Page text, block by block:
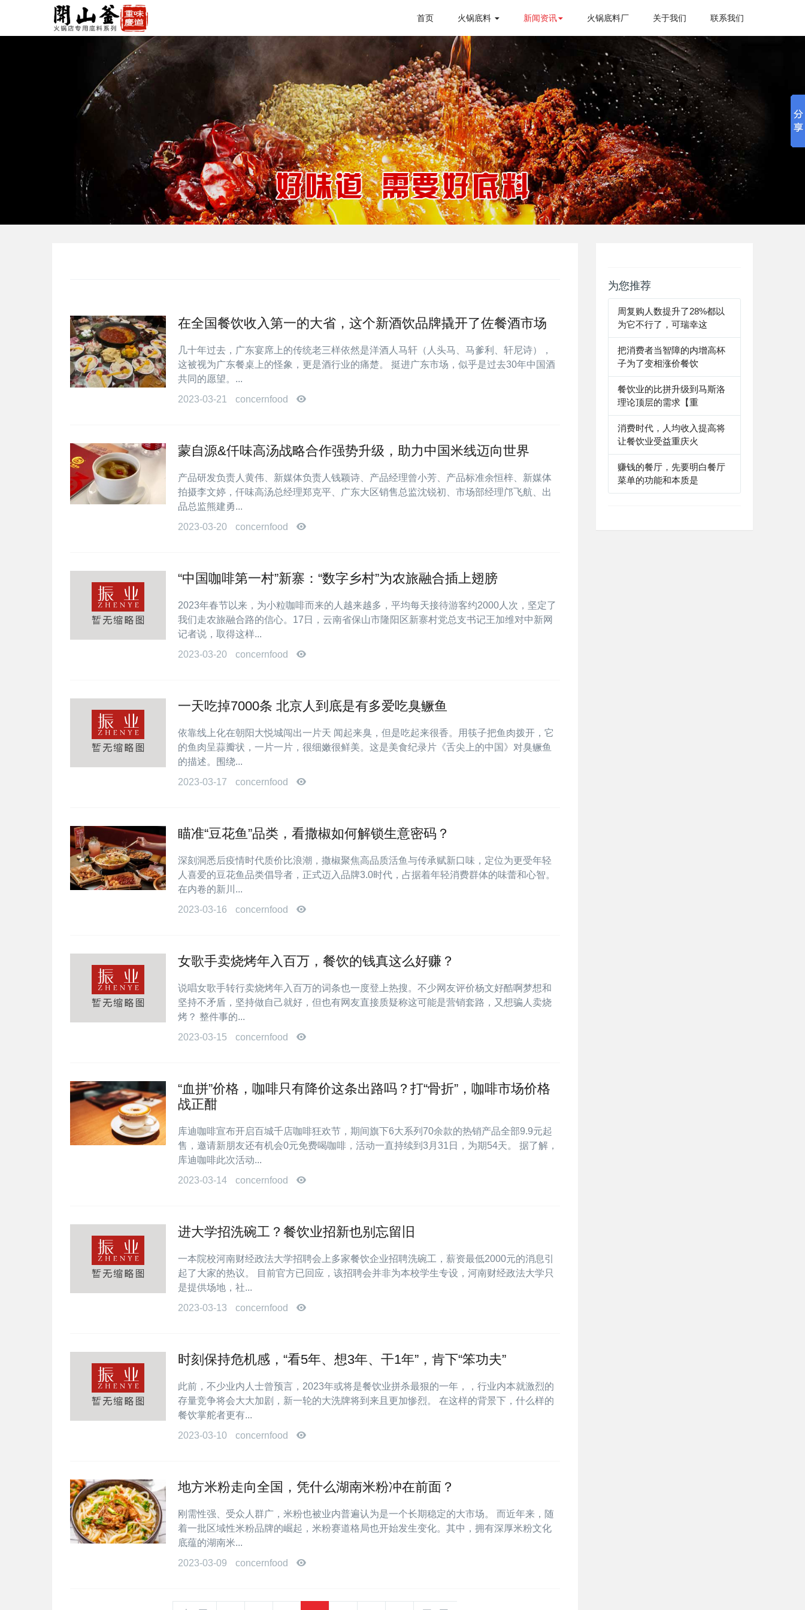
首页 火锅底料 新闻资讯 火锅底料厂 关于我们 联系我们
在全国餐饮收入第一的大省，这个新酒饮品牌撬开了佐餐酒市场
几十年过去，广东宴席上的传统老三样依然是洋酒人马轩（人头马、马爹利、轩尼诗），
这被视为广东餐桌上的怪象，更是酒行业的痛楚。 挺进广东市场，似乎是过去30年中国酒
共同的愿望。...
2023-03-21
concernfood
蒙自源&仟味高汤战略合作强势升级，助力中国米线迈向世界
产品研发负责人黄伟、新媒体负责人钱颖诗、产品经理曾小芳、产品标准余恒梓、新媒体
拍摄李文婷，仟味高汤总经理郑克平、广东大区销售总监沈锐初、市场部经理邝飞航、出
品总监熊建勇...
2023-03-20
concernfood
“中国咖啡第一村”新寨：“数字乡村”为农旅融合插上翅膀
2023年春节以来，为小粒咖啡而来的人越来越多，平均每天接待游客约2000人次，坚定了
我们走农旅融合路的信心。17日，云南省保山市隆阳区新寨村党总支书记王加维对中新网
记者说，取得这样...
2023-03-20
concernfood
一天吃掉7000条 北京人到底是有多爱吃臭鳜鱼
依靠线上化在朝阳大悦城闯出一片天 闻起来臭，但是吃起来很香。用筷子把鱼肉拨开，它
的鱼肉呈蒜瓣状，一片一片，很细嫩很鲜美。这是美食纪录片《舌尖上的中国》对臭鳜鱼
的描述。围绕...
2023-03-17
concernfood
瞄准“豆花鱼”品类，看撒椒如何解锁生意密码？
深刻洞悉后疫情时代质价比浪潮，撒椒聚焦高品质活鱼与传承赋新口味，定位为更受年轻
人喜爱的豆花鱼品类倡导者，正式迈入品牌3.0时代，占据着年轻消费群体的味蕾和心智。
在内卷的新川...
2023-03-16
concernfood
女歌手卖烧烤年入百万，餐饮的钱真这么好赚？
说唱女歌手转行卖烧烤年入百万的词条也一度登上热搜。不少网友评价杨文好酷啊梦想和
坚持不矛盾，坚持做自己就好，但也有网友直接质疑称这可能是营销套路，又想骗人卖烧
烤？ 整件事的...
2023-03-15
concernfood
“血拼”价格，咖啡只有降价这条出路吗？打“骨折”，咖啡市场价格
战正酣
库迪咖啡宣布开启百城千店咖啡狂欢节，期间旗下6大系列70余款的热销产品全部9.9元起
售，邀请新朋友还有机会0元免费喝咖啡，活动一直持续到3月31日，为期54天。 据了解，
库迪咖啡此次活动...
2023-03-14
concernfood
进大学招洗碗工？餐饮业招新也别忘留旧
一本院校河南财经政法大学招聘会上多家餐饮企业招聘洗碗工，薪资最低2000元的消息引
起了大家的热议。 目前官方已回应，该招聘会并非为本校学生专设，河南财经政法大学只
是提供场地，社...
2023-03-13
concernfood
时刻保持危机感，“看5年、想3年、干1年”，肯下“笨功夫”
此前，不少业内人士曾预言，2023年或将是餐饮业拼杀最狠的一年，，行业内本就激烈的
存量竞争将会大大加剧，新一轮的大洗牌将到来且更加惨烈。 在这样的背景下，什么样的
餐饮掌舵者更有...
2023-03-10
concernfood
地方米粉走向全国，凭什么湖南米粉冲在前面？
刚需性强、受众人群广，米粉也被业内普遍认为是一个长期稳定的大市场。 而近年来，随
着一批区域性米粉品牌的崛起，米粉赛道格局也开始发生变化。其中，拥有深厚米粉文化
底蕴的湖南米...
2023-03-09
concernfood
为您推荐
周复购人数提升了28%都以
为它不行了，可瑞幸这
把消费者当智障的内增高杯
子为了变相涨价餐饮
餐饮业的比拼升级到马斯洛
理论顶层的需求【重
消费时代，人均收入提高将
让餐饮业受益重庆火
赚钱的餐厅，先要明白餐厅
菜单的功能和本质是